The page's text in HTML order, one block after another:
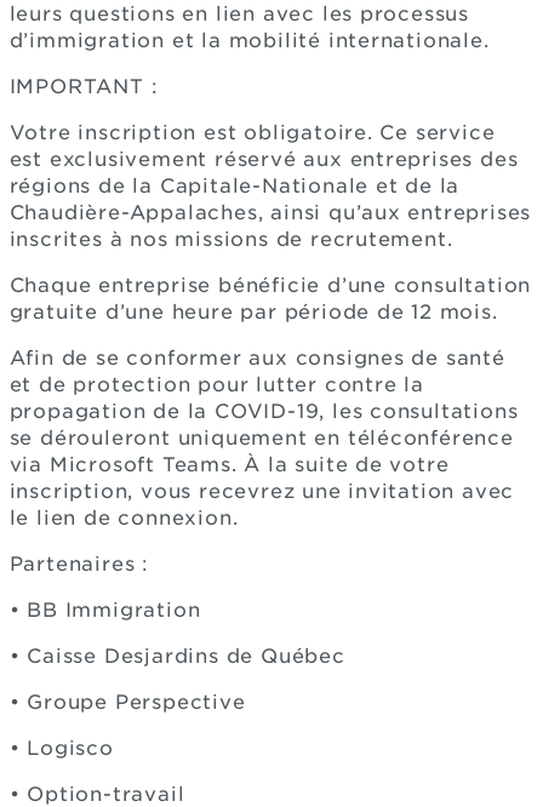
leurs questions en lien avec les processus
d’immigration et la mobilité internationale.
IMPORTANT :
Votre inscription est obligatoire. Ce service
est exclusivement réservé aux entreprises des
régions de la Capitale-Nationale et de la
Chaudière-Appalaches, ainsi qu’aux entreprises
inscrites à nos missions de recrutement.
Chaque entreprise bénéficie d’une consultation
gratuite d’une heure par période de 12 mois.
Afin de se conformer aux consignes de santé
et de protection pour lutter contre la
propagation de la COVID-19, les consultations
se dérouleront uniquement en téléconférence
via Microsoft Teams. À la suite de votre
inscription, vous recevrez une invitation avec
le lien de connexion.
Partenaires :
• BB Immigration
• Caisse Desjardins de Québec
• Groupe Perspective
• Logisco
• Option-travail